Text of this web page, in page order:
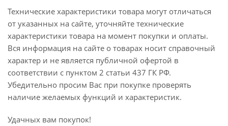
Технические характеристики товара могут отличаться
от указанных на сайте, уточняйте технические
характеристики товара на момент покупки и оплаты.
Вся информация на сайте о товарах носит справочный
характер и не является публичной офертой в
соответствии с пунктом 2 статьи 437 ГК РФ.
Убедительно просим Вас при покупке проверять
наличие желаемых функций и характеристик.
Удачных вам покупок!